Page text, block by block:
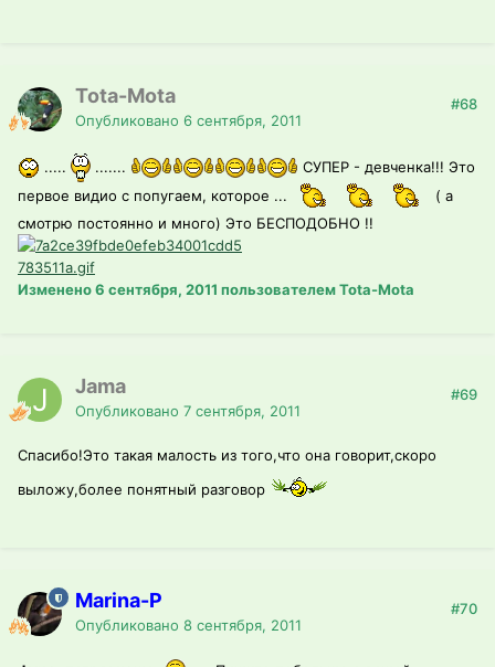
Tota-Mota
Опубликовано 6 сентября, 2011
#68
..... .......
СУПЕР - девченка!!! Это
первое видио с попугаем, которое ...
( а
смотрю постоянно и много) Это БЕСПОДОБНО !!
Изменено6 сентября, 2011 пользователем Tota-Mota
Jama
Опубликовано 7 сентября, 2011
#69
Спасибо!Это такая малость из того,что она говорит,скоро
выложу,более понятный разговор
Marina-P
Опубликовано 8 сентября, 2011
#70